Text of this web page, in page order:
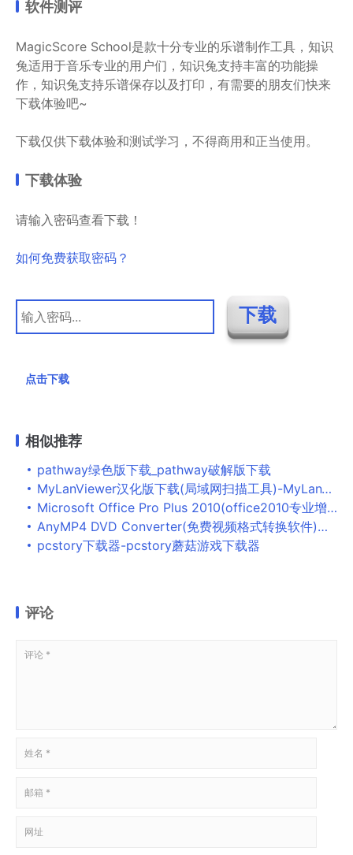
软件测评
MagicScore School是款十分专业的乐谱制作工具，知识
兔适用于音乐专业的用户们，知识兔支持丰富的功能操
作，知识兔支持乐谱保存以及打印，有需要的朋友们快来
下载体验吧~
下载仅供下载体验和测试学习，不得商用和正当使用。
下载体验
请输入密码查看下载！
如何免费获取密码？
点击下载
相似推荐
pathway绿色版下载_pathway破解版下载
MyLanViewer汉化版下载(局域网扫描工具)-MyLanViewer破解版下载
Microsoft Office Pro Plus 2010(office2010专业增强版) sp1 vol 官方中文版 64位
AnyMP4 DVD Converter(免费视频格式转换软件)下载-AnyMP4 DVD Converter官方版v7.2.26下载
pcstory下载器-pcstory蘑菇游戏下载器
评论